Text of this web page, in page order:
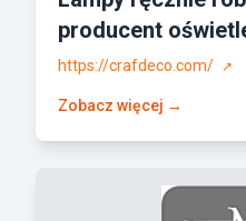
producent
https://crafdeco.com/ ↗
Zobacz więcej →